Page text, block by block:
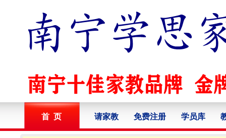
首 页 请家教 免费注册 学员库